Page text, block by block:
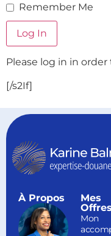
Remember Me
Please log in in
[/s2If]
À Propos
Mes
Offres
Mon